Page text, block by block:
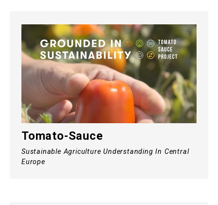
Tomato-Sauce
Sustainable Agriculture Understanding In Central
Europe